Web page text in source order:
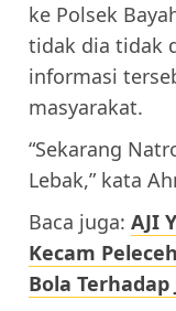
ke Polsek
tidak dia tidak
informasi
masyarakat.
“Sekarang
Lebak,” kata
Baca juga: AJI
Kecam
Bola